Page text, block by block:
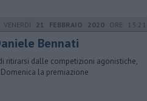
VENERDÌ 21 FEBBRAIO 2020 ORE 13:21
Bennati
ritirarsi dalle competizioni agonistiche,
la premiazione